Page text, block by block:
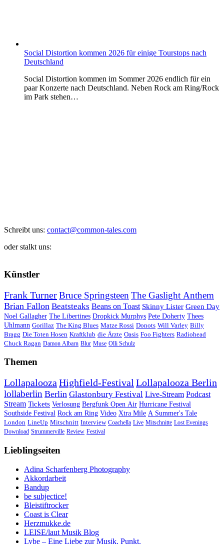
Social Distortion kommen 2026 für einige Tourstops nach
Deutschland
Social Distortion kommen im Sommer 2026 endlich für ein
paar Konzerte nach Deutschland. Neben Rock am Ring/Rock
im Park stehen…
Schreibt uns: contact@common-tales.com
oder stalkt uns:
Künstler
Frank TurnerBruce Springsteen The Gaslight Anthem
Brian Fallon Beatsteaks Beans on Toast Skinny Lister Green Day
Noel Gallagher The Libertines Dropkick Murphys Pete Doherty Thees
Uhlmann Gorillaz The King Blues Matze Rossi Donots Will Varley Billy
Bragg Die Toten Hosen Kraftklub die Ärzte Oasis Foo Fighters Radiohead
Chuck Ragan Damon Albarn Blur Muse Olli Schulz
Themen
Lollapalooza Highfield-Festival Lollapalooza Berlin
lollaberlin Berlin Glastonbury Festival Live-Stream Podcast
Stream Tickets Verlosung Bergfunk Open Air Hurricane Festival
Southside Festival Rock am Ring Video Xtra Mile A Summer's Tale
London LineUp Mitschnitt Interview Coachella Live Mitschnitte Lost Evenings
Download Strummerville Review Festival
Lieblingseiten
Adina Scharfenberg Photography
Akkordarbeit
Bandup
be subjectice!
Bleistiftrocker
Coast is Clear
Herzmukke.de
LEISE/laut Musik Blog
Lybe – Eine Liebe zur Musik. Punkt.